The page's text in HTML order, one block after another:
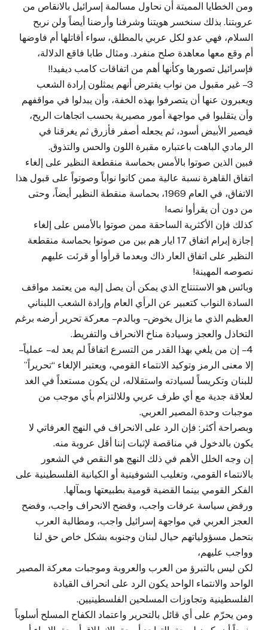
ومن الخطايا المميتة أن نحاول مسالمة إسرائيل بالانقاص من
عروبتنا. بذلك سنخسر هويتنا وشرفنا وأرضنا أيضاً ولن نربح
السلام، فهي عدو لكل عربي بالمطلق، سواء أقاتلها أم فاوضها
أم وقع معها معاهدة صلح منفرد. ومثال طابا فاقع الدلالة،
فإسرائيل تصورها وكأنها أهم من اتفاقات كامب ديفيد!!
3 – غير مقبول من نواب يفترض أنهم يمثلون إرادة الشعب
ويعبرون عنها أن يتصرفوا بهذه الخفة، وأن يبدلوا في مواقفهم
وأن يتقلبوا في مواجهة أمور مصيرية بحسب اتجاهات الريح،
فيصير الأبيض أسود، ثم يجعله أصفر فأزرق ثم يغرقنا في
الرمادي الباهت باعتباره مقبرة اللون والحس والتذوق.
فبين الذين صوتوا بالأمس بحماسة منقطعة النظير على إلغاء
اتفاق القاهرة نسبة عالية ممن كانوا نواباً وصوتواً على قبول هذا
الاتفاق، في العام 1969، بحماسة منقطة النظير أيضاً، وحتى
من دون أن يقرأوا نصه!
كذلك فإن الأكثرية الساحقة ممن صوتوا بالأمس على إلغاء
إجازة إبرام اتفاق 17 ايار هم بين من صوتوا بحماسة منقطعة
النظير على اتفاق العار ذاك وبعدما قرأوا أو قرئت عليهم
نصوصه المهينة!
وبائس هو الاستنتاج الذي يمكن أن يصل إليه من يعتمد مواقف
السادة النواب كتعبير عن الرأي العام وإرادة الشعب اللبناني
العظيم الذي ما يزال يخوض – وبالدم – معركة تحرير أرضه برغم
التخاذل والعجز وسيادة مناخ الانحراف والتفريط.
4 – إن من يلغي بهذا القدر من التسرع اتفاقاً لم يعد له – عملياً –
إلا معنى الرمز وتوكيد الانتماء القومي، ويعتبر الإلغاء “تحريراً”
للبنان وتكريساً لسيادته واستقلاله، لن يكون مستعداً في الغد
لعلاقة جدية مع أي طرف عربي وللالتزام بأي موجب من
موجبات وحدة المصير العربي.
وبصراحة أكثر: فإن الرد على الانحراف في النهج العرفاتي لا
يكون بالدخول في مناقصة لإثبات إننا أقل عروبة منه.
إن وجه الخلل الأهم في ذلك النهج هو النقص في الشعور
بالانتماء القومي، وتغليب الشوفينية أو الكيانية الفلسطينية على
الفكر القومي بينما القضية قومية بطبيعتها وبمآلها.
ورفض سياسة عرفات واجب، وفضح الانحراف واجب، وفضح
العجز العربي في مواجهة إسرائيل واجب، ومطالبة العرب
بتحمل مسؤولياتهم حيال لبنان وجنوبه بشكل خاص حق لنا
وواجب عليهم،
لكن ليس بالتبرؤ من العرب والعروبة وموجبات معركة المصير
الواحد والانتماء الواحد يكون الرد على انحراف القيادة
الفلسطينية وتجاوزات المسلحين الفلسطينيين.
ومن يحرّم على أي قائل بالتحرير واعتماد الكفاح المسلح أسلوباً